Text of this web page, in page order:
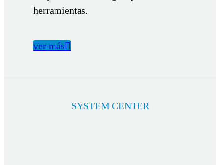
herramientas.
ver más
SYSTEM CENTER